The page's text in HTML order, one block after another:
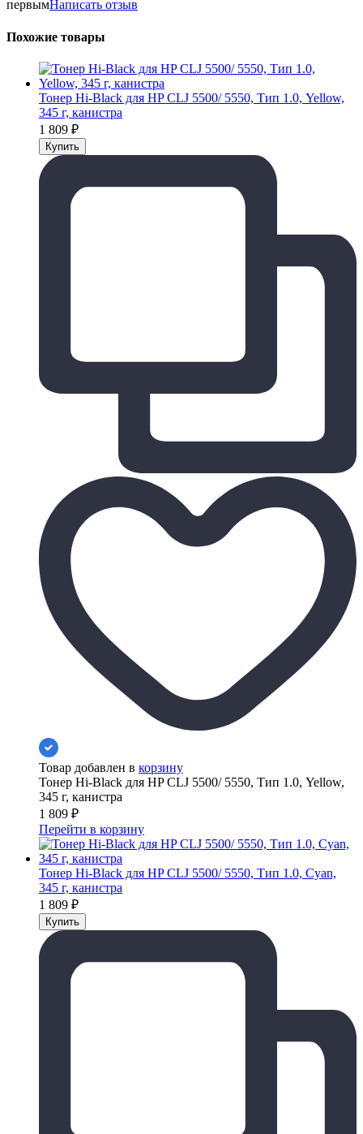
первымНаписать отзыв
Похожие товары
Тонер Hi-Black для HP CLJ 5500/ 5550, Тип 1.0, Yellow,
345 г, канистра
1 809 ₽
Товар добавлен в корзину
Тонер Hi-Black для HP CLJ 5500/ 5550, Тип 1.0, Yellow,
345 г, канистра
1 809 ₽
Перейти в корзину
Тонер Hi-Black для HP CLJ 5500/ 5550, Тип 1.0, Cyan,
345 г, канистра
1 809 ₽